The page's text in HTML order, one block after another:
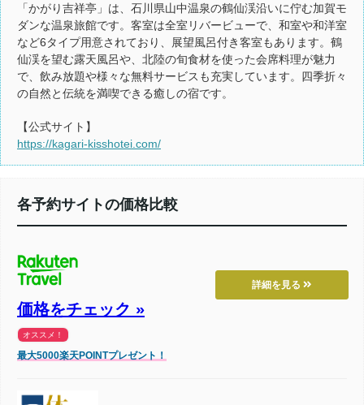
「かがり吉祥亭」は、石川県山中温泉の鶴仙渓沿いに佇む加賀モ
ダンな温泉旅館です。客室は全室リバービューで、和室や和洋室
など6タイプ用意されており、展望風呂付き客室もあります。鶴
仙渓を望む露天風呂や、北陸の旬食材を使った会席料理が魅力
で、飲み放題や様々な無料サービスも充実しています。四季折々
の自然と伝統を満喫できる癒しの宿です。
【公式サイト】
https://kagari-kisshotei.com/
各予約サイトの価格比較
詳細を見る
価格をチェック »
オススメ！
最大5000楽天POINTプレゼント！